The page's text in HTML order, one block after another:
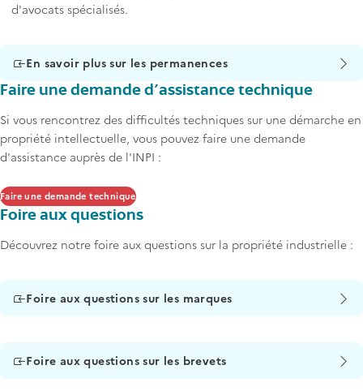
d'avocats spécialisés.
En savoir plus sur les permanences
Faire une demande d'assistance technique
Si vous rencontrez des difficultés techniques sur une démarche en
propriété intellectuelle, vous pouvez faire une demande
d'assistance auprès de l'INPI :
Faire une demande technique
Foire aux questions
Découvrez notre foire aux questions sur la propriété industrielle :
Foire aux questions sur les marques
Foire aux questions sur les brevets